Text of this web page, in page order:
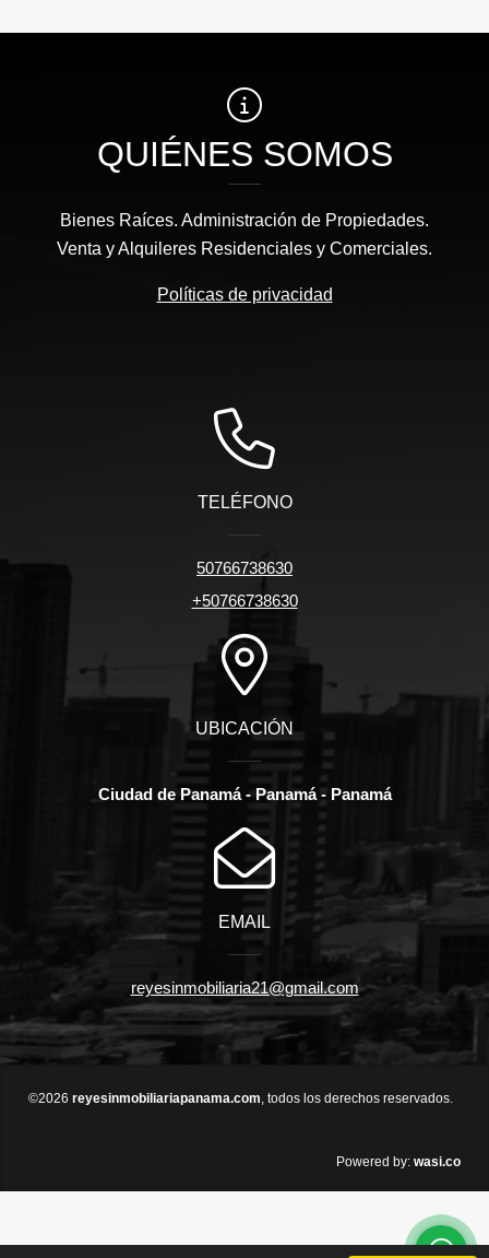
QUIÉNES SOMOS
Bienes Raíces. Administración de Propiedades.
Venta y Alquileres Residenciales y Comerciales.
Políticas de privacidad
TELÉFONO
50766738630
+50766738630
UBICACIÓN
Ciudad de Panamá - Panamá - Panamá
EMAIL
reyesinmobiliaria21@gmail.com
©2026 reyesinmobiliariapanama.com, todos los derechos reservados.
Powered by: wasi.co